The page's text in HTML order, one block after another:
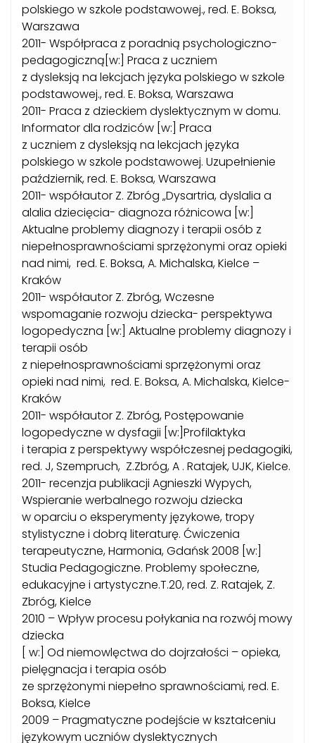
polskiego w szkole podstawowej., red. E. Boksa,
Warszawa
2011- Współpraca z poradnią psychologiczno-
pedagogiczną[w:] Praca z uczniem
z dysleksją na lekcjach języka polskiego w szkole
podstawowej., red. E. Boksa, Warszawa
2011- Praca z dzieckiem dyslektycznym w domu.
Informator dla rodziców [w:] Praca
z uczniem z dysleksją na lekcjach języka
polskiego w szkole podstawowej. Uzupełnienie
październik, red. E. Boksa, Warszawa
2011- współautor Z. Zbróg „Dysartria, dyslalia a
alalia dziecięcia- diagnoza różnicowa [w:]
Aktualne problemy diagnozy i terapii osób z
niepełnosprawnościami sprzężonymi oraz opieki
nad nimi, red. E. Boksa, A. Michalska, Kielce –
Kraków
2011- współautor Z. Zbróg, Wczesne
wspomaganie rozwoju dziecka- perspektywa
logopedyczna [w:] Aktualne problemy diagnozy i
terapii osób
z niepełnosprawnościami sprzężonymi oraz
opieki nad nimi, red. E. Boksa, A. Michalska, Kielce-
Kraków
2011- współautor Z. Zbróg, Postępowanie
logopedyczne w dysfagii [w:]Profilaktyka
i terapia z perspektywy współczesnej pedagogiki,
red. J, Szempruch, Z.Zbróg, A . Ratajek, UJK, Kielce.
2011- recenzja publikacji Agnieszki Wypych,
Wspieranie werbalnego rozwoju dziecka
w oparciu o eksperymenty językowe, tropy
stylistyczne i dobrą literaturę. Ćwiczenia
terapeutyczne, Harmonia, Gdańsk 2008 [w:]
Studia Pedagogiczne. Problemy społeczne,
edukacyjne i artystyczne.T.20, red. Z. Ratajek, Z.
Zbróg, Kielce
2010 – Wpływ procesu połykania na rozwój mowy
dziecka
[ w:] Od niemowlęctwa do dojrzałości – opieka,
pielęgnacja i terapia osób
ze sprzężonymi niepełno sprawnościami, red. E.
Boksa, Kielce
2009 – Pragmatyczne podejście w kształceniu
językowym uczniów dyslektycznych